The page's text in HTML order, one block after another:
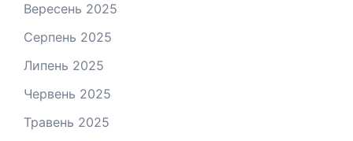
Вересень 2025
Серпень 2025
Липень 2025
Червень 2025
Травень 2025